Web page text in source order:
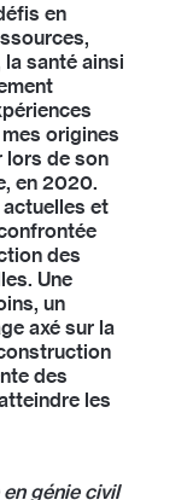
ainsi que
Oulevey est
en
la santé ainsi
origines
lors de son
en 2020.
et
des
Une
un
axé sur la
des
les
génie civil